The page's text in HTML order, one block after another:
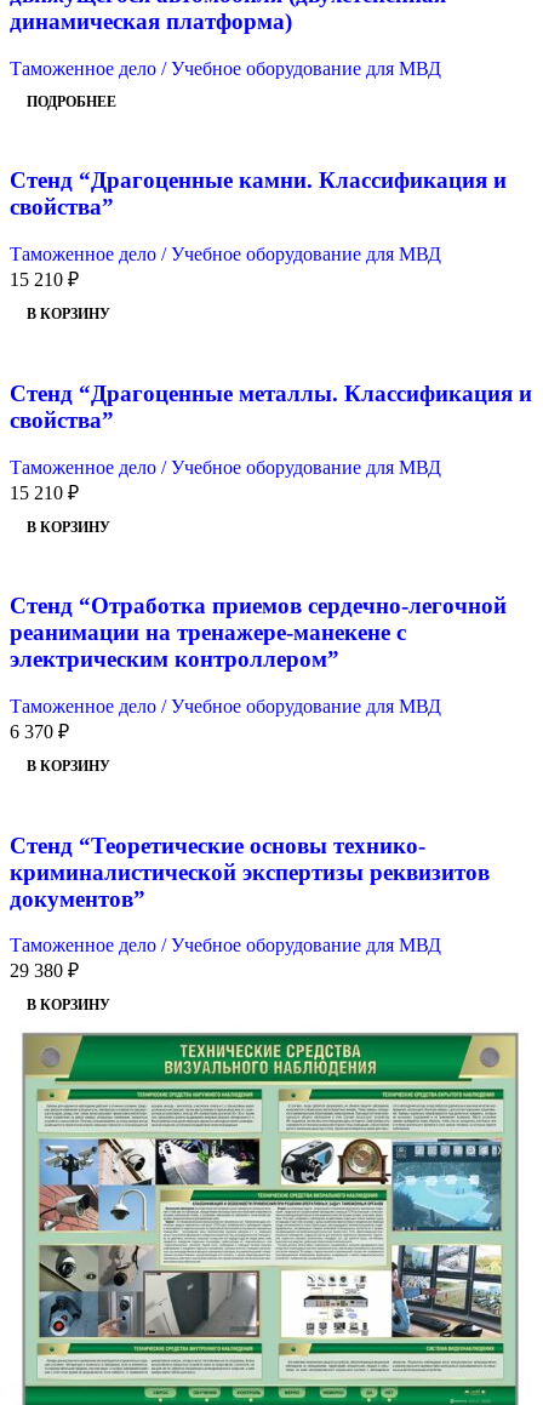
динамическая платформа)
Таможенное дело / Учебное оборудование для МВД
ПОДРОБНЕЕ
Стенд “Драгоценные камни. Классификация и
свойства”
Таможенное дело / Учебное оборудование для МВД
15 210 ₽
В КОРЗИНУ
Стенд “Драгоценные металлы. Классификация и
свойства”
Таможенное дело / Учебное оборудование для МВД
15 210 ₽
В КОРЗИНУ
Стенд “Отработка приемов сердечно-легочной
реанимации на тренажере-манекене с
электрическим контроллером”
Таможенное дело / Учебное оборудование для МВД
6 370 ₽
В КОРЗИНУ
Стенд “Теоретические основы технико-
криминалистической экспертизы реквизитов
документов”
Таможенное дело / Учебное оборудование для МВД
29 380 ₽
В КОРЗИНУ